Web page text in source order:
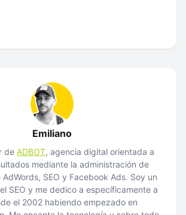
Emiliano
de ADBOT, agencia digital orientada a
mediante la administración de
SEO y Facebook Ads. Soy un
SEO y me dedico a específicamente a
el 2002 habiendo empezado en